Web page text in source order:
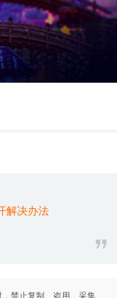
解决办法
禁止复制、盗用、采集、